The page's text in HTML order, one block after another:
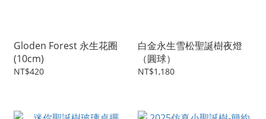
Gloden Forest 永生花圈
(10cm)
NT$420
白金永生雪松聖誕樹夜燈
（圓球）
NT$1,180